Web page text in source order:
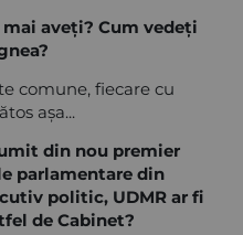
aveți? Cum vedeți
comune, fiecare cu
așa...
din nou premier
parlamentare din
politic, UDMR ar fi
de Cabinet?